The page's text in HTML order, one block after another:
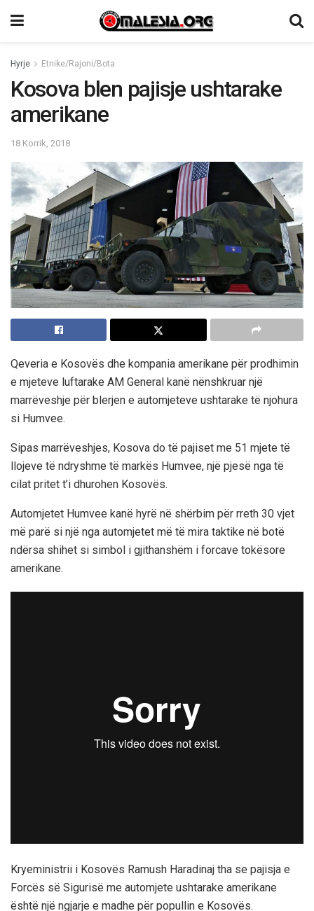
Hyrje Etnike/Rajoni/Bota
Kosova blen pajisje ushtarake
amerikane
18 Korrik, 2018
Qeveria e Kosovës dhe kompania amerikane për prodhimin
e mjeteve luftarake AM General kanë nënshkruar një
marrëveshje për blerjen e automjeteve ushtarake të njohura
si Humvee.
Sipas marrëveshjes, Kosova do të pajiset me 51 mjete të
llojeve të ndryshme të markës Humvee, një pjesë nga të
cilat pritet t’i dhurohen Kosovës.
Automjetet Humvee kanë hyrë në shërbim për rreth 30 vjet
më parë si një nga automjetet më të mira taktike në botë
ndërsa shihet si simbol i gjithanshëm i forcave tokësore
amerikane.
Kryeministrii i Kosovës Ramush Haradinaj tha se pajisja e
Forcës së Sigurisë me automjete ushtarake amerikane
është një ngjarje e madhe për popullin e Kosovës.